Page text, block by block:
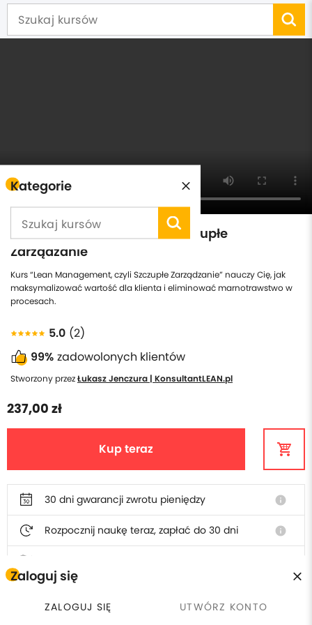
Kategorie
Zaloguj się
ZALOGUJ SIĘ UTWÓRZ KONTO
Lean Management, czyli "Szczupłe
Zarządzanie"
Kurs “Lean Management, czyli Szczupłe Zarządzanie” nauczy Cię, jak
maksymalizować wartość dla klienta i eliminować marnotrawstwo w
procesach.
5.0 (2)
99% zadowolonych klientów
Stworzony przezŁukasz Jenczura | KonsultantLEAN.pl
237,00 zł
Kup teraz
30 dni gwarancji zwrotu pieniędzy info
Rozpocznij naukę teraz, zapłać do 30 dni info